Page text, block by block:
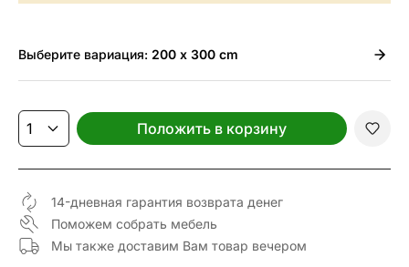
Выберите вариация: 200 x 300 cm
Положить в корзину
14-дневная гарантия возврата денег
Поможем собрать мебель
Мы также доставим Вам товар вечером